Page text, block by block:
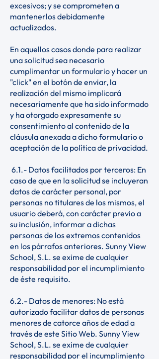
excesivos; y se comprometen a
mantenerlos debidamente
actualizados.
En aquellos casos donde para realizar
una solicitud sea necesario
cumplimentar un formulario y hacer un
"click" en el botón de enviar, la
realización del mismo implicará
necesariamente que ha sido informado
y ha otorgado expresamente su
consentimiento al contenido de la
cláusula anexada a dicho formulario o
aceptación de la política de privacidad.
6.1.- Datos facilitados por terceros: En
caso de que en la solicitud se incluyeran
datos de carácter personal, por
personas no titulares de los mismos, el
usuario deberá, con carácter previo a
su inclusión, informar a dichas
personas de los extremos contenidos
en los párrafos anteriores. Sunny View
School, S.L. se exime de cualquier
responsabilidad por el incumplimiento
de éste requisito.
6.2.- Datos de menores: No está
autorizado facilitar datos de personas
menores de catorce años de edad a
través de este Sitio Web. Sunny View
School, S.L. se exime de cualquier
responsabilidad por el incumplimiento